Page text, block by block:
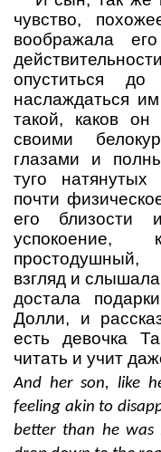
чувство,
воображала
опуститься до
наслаждаться
такой, каков
своими
глазами и
туго
почти
его близости
успокоение,
взгляд и
достала
Долли, и
есть девочка
читать и учит
And her son, like
feeling akin to
better than he was